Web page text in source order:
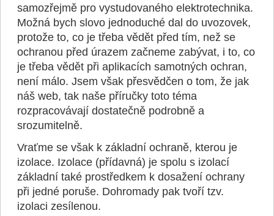
samozřejmě pro vystudovaného elektrotechnika.
Možná bych slovo jednoduché dal do uvozovek,
protože to, co je třeba vědět před tím, než se
ochranou před úrazem začneme zabývat, i to, co
je třeba vědět při aplikacích samotných ochran,
není málo. Jsem však přesvědčen o tom, že jak
náš web, tak naše příručky toto téma
rozpracovávají dostatečně podrobně a
srozumitelně.
Vraťme se však k základní ochraně, kterou je
izolace. Izolace (přídavná) je spolu s izolací
základní také prostředkem k dosažení ochrany
při jedné poruše. Dohromady pak tvoří tzv.
izolaci zesílenou.